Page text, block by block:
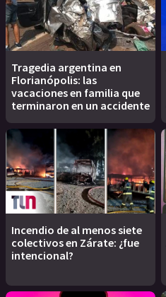
Tragedia argentina en
Florianópolis: las
vacaciones en familia que
terminaron en un accidente
Incendio de al menos siete
colectivos en Zárate: ¿fue
intencional?